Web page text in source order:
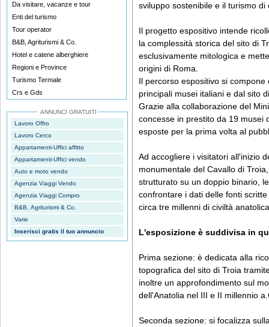
Da visitare, vacanze e tour
Enti del turismo
Tour operator
B&B, Agriturismi & Co.
Hotel e catene alberghiere
Regioni e Province
Turismo Termale
Crs e Gds
ANNUNCI GRATUITI
Lavoro Offro
Lavoro Cerco
Appartamenti-Uffici affitto
Appartamenti-Uffici vendo
Auto e moto vendo
Agenzia Viaggi Vendo
Agenzia Viaggi Compro
B&B, Agriturismi & Co.
Varie
Inserisci gratis il tuo annuncio
sviluppo sostenibile e il turismo di
Il progetto espositivo intende
la complessità storica del sito di
esclusivamente mitologica e
origini di Roma.
Il percorso espositivo si
principali musei italiani e dal sito
Grazie alla collaborazione del
concesse in prestito da 19 musei
esposte per la prima volta al
Ad accogliere i visitatori all'inizio
monumentale del Cavallo di
strutturato su un doppio binario,
confrontare i dati delle fonti
circa tre millenni di civiltà
L'esposizione è suddivisa in
Prima sezione: è dedicata alla
topografica del sito di Troia
inoltre un approfondimento sul
dell'Anatolia nel III e II millennio
Seconda sezione: si focalizza